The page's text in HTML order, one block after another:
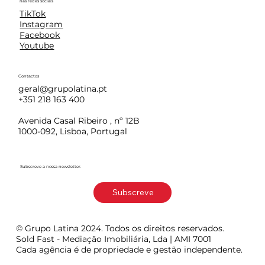
TikTok
Instagram
Facebook
Youtube
Contactos
geral@grupolatina.pt
+351 218 163 400
Avenida Casal Ribeiro , nº 12B
1000-092, Lisboa, Portugal
Subscreve a nossa newsletter.
Subscreve
© Grupo Latina 2024. Todos os direitos reservados.
Sold Fast - Mediação Imobiliária, Lda | AMI 7001
Cada agência é de propriedade e gestão independente.